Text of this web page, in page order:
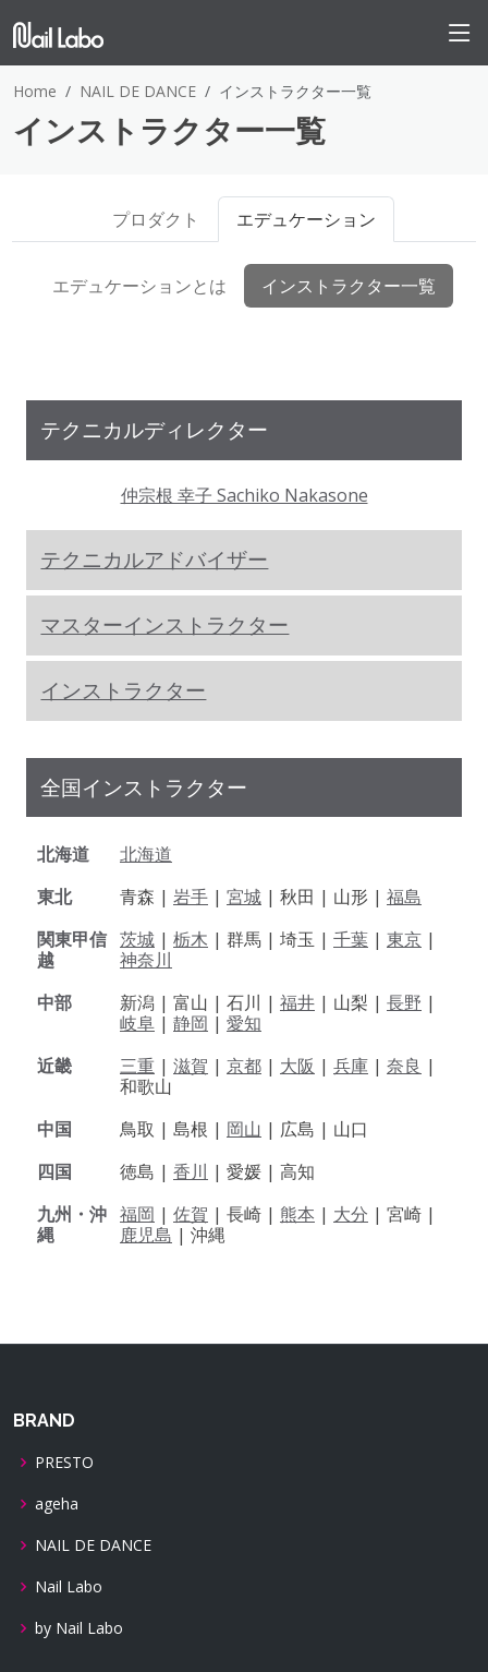
Home NAIL DE DANCE インストラクター一覧
インストラクター一覧
プロダクト エデュケーション
エデュケーションとは インストラクター一覧
テクニカルディレクター
仲宗根 幸子 Sachiko Nakasone
テクニカルアドバイザー
マスターインストラクター
インストラクター
全国インストラクター
北海道
北海道
東北
青森 | 岩手 | 宮城 | 秋田 | 山形 | 福島
関東甲信
越
茨城 | 栃木 | 群馬 | 埼玉 | 千葉 | 東京 |
神奈川
中部
新潟 | 富山 | 石川 | 福井 | 山梨 | 長野 |
岐阜 | 静岡 | 愛知
近畿
三重 | 滋賀 | 京都 | 大阪 | 兵庫 | 奈良 |
和歌山
中国
鳥取 | 島根 | 岡山 | 広島 | 山口
四国
徳島 | 香川 | 愛媛 | 高知
九州・沖
縄
福岡 | 佐賀 | 長崎 | 熊本 | 大分 | 宮崎 |
鹿児島 | 沖縄
BRAND
PRESTO
ageha
NAIL DE DANCE
Nail Labo
by Nail Labo